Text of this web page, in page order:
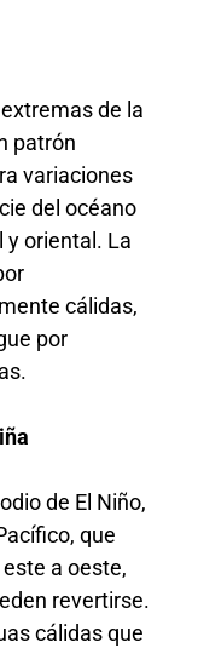
de la
patrón
variaciones
del océano
y oriental. La
cálidas,
por
de El Niño,
que
a oeste,
revertirse.
cálidas que